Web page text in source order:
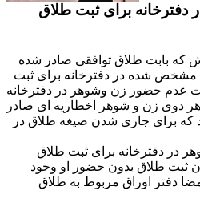
برای ثبت طلاق
که بابت طلاق توافقی صادر شده
مشخص شده در دفترخانه برای ثبت
عدم حضور زن وشوهر در دفترخانه
هر دوی زن و شوهر اخطاریه ای صادر
که برای جاری شدن صیغه طلاق در
در دفترخانه برای ثبت طلاق
ثبت طلاق بدون حضور او وجود
دفتر اوراق مربوط به طلاق